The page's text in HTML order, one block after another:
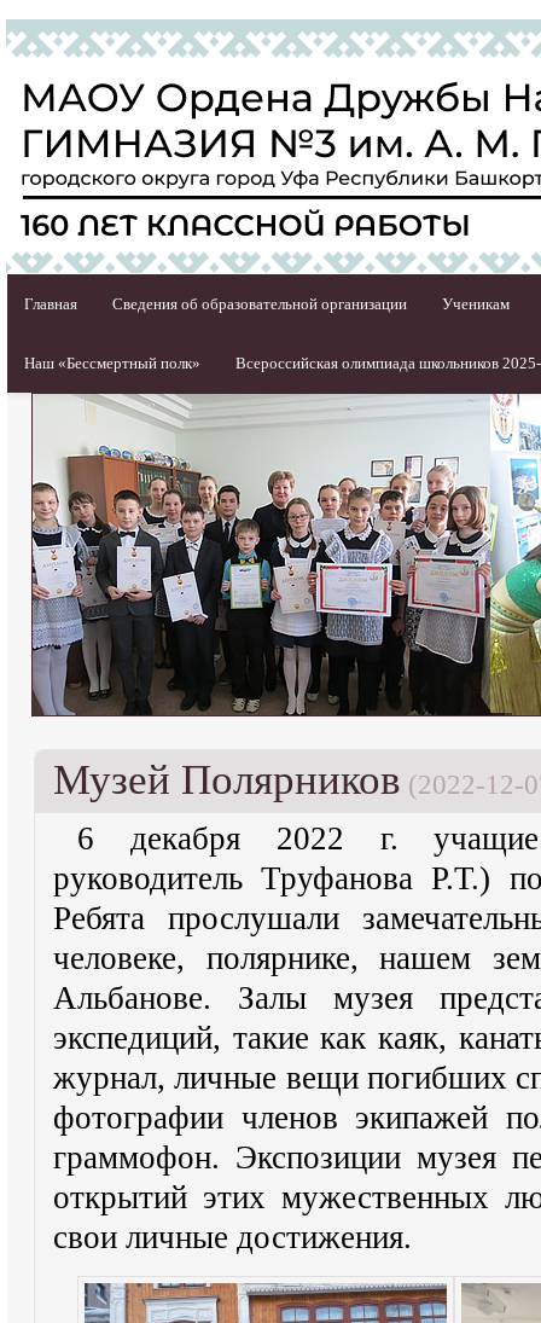
Главная Сведения об образовательной организации Ученикам
Наш «Бессмертный полк» Всероссийская олимпиада школьников
Музей Полярников (2022-12-
6 декабря 2022 г.
руководитель Труфанова Р.Т.)
Ребята прослушали
человеке, полярнике, нашем
Альбанове. Залы музея
экспедиций, такие как каяк,
журнал, личные вещи погибших
фотографии членов экипажей
граммофон. Экспозиции музея
открытий этих мужественных
свои личные достижения.